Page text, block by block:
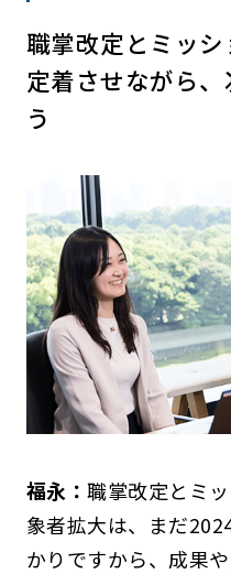
職掌改定とミッ
定着させながら
う
福永：職掌改定とミ
象者拡大は、まだ
かりですから、成果